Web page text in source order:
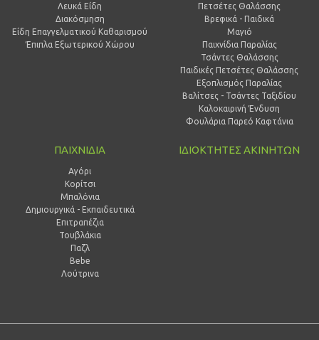
Λευκά Είδη
Διακόσμηση
Είδη Επαγγελματικού Καθαρισμού
Έπιπλα Εξωτερικού Χώρου
Πετσέτες Θαλάσσης
Βρεφικά - Παιδικά
Μαγιό
Παιχνίδια Παραλίας
Τσάντες Θαλάσσης
Παιδικές Πετσέτες Θαλάσσης
Εξοπλισμός Παραλίας
Βαλίτσες - Τσάντες Ταξιδίου
Καλοκαιρινή Ένδυση
Φουλάρια Παρεό Καφτάνια
ΠΑΙΧΝΙΔΙΑ
Αγόρι
Κορίτσι
Μπαλόνια
Δημιουργικά - Εκπαιδευτικά
Επιτραπέζια
Τουβλάκια
Παζλ
Bebe
Λούτρινα
ΙΔΙΟΚΤΗΤΕΣ ΑΚΙΝΗΤΩΝ